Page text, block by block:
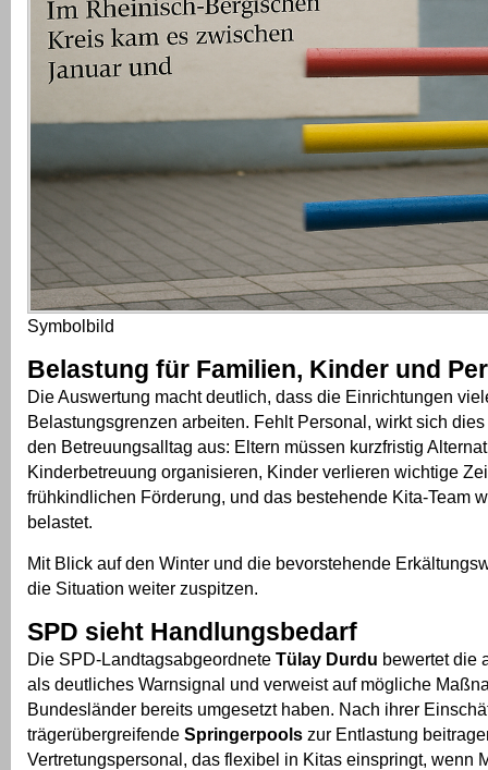
Symbolbild
Belastung für Familien, Kinder und
Die Auswertung macht deutlich, dass die Einrichtungen
Belastungsgrenzen arbeiten. Fehlt Personal, wirkt sich
den Betreuungsalltag aus: Eltern müssen kurzfristig
Kinderbetreuung organisieren, Kinder verlieren wichtige
frühkindlichen Förderung, und das bestehende Kita-Team
belastet.
Mit Blick auf den Winter und die bevorstehende
die Situation weiter zuspitzen.
SPD sieht Handlungsbedarf
Die SPD-Landtagsabgeordnete Tülay Durdu bewertet die
als deutliches Warnsignal und verweist auf mögliche
Bundesländer bereits umgesetzt haben. Nach ihrer
trägerübergreifende Springerpools zur Entlastung
Vertretungspersonal, das flexibel in Kitas einspringt, wenn